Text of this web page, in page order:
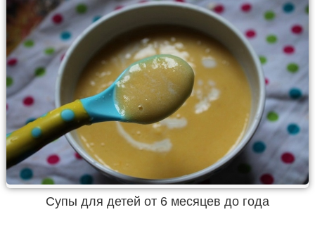
Супы для детей от 6 месяцев до года